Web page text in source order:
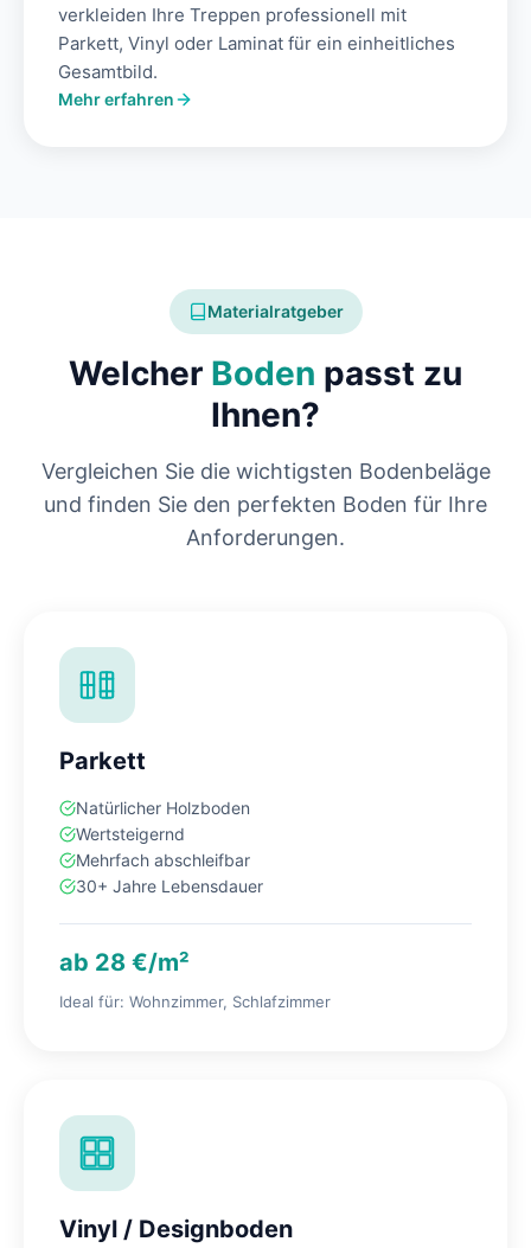
verkleiden Ihre Treppen professionell mit
Parkett, Vinyl oder Laminat für ein einheitliches
Gesamtbild.
Mehr erfahren
Materialratgeber
Welcher Boden passt zu
Ihnen?
Vergleichen Sie die wichtigsten Bodenbeläge
und finden Sie den perfekten Boden für Ihre
Anforderungen.
Parkett
Natürlicher Holzboden
Wertsteigernd
Mehrfach abschleifbar
30+ Jahre Lebensdauer
ab 28 €/m²
Ideal für: Wohnzimmer, Schlafzimmer
Vinyl / Designboden